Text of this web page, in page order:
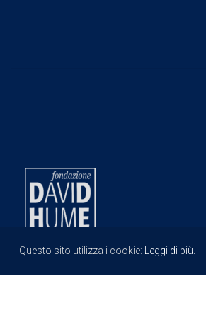
Questo sito utilizza i cookie: Leggi di più.